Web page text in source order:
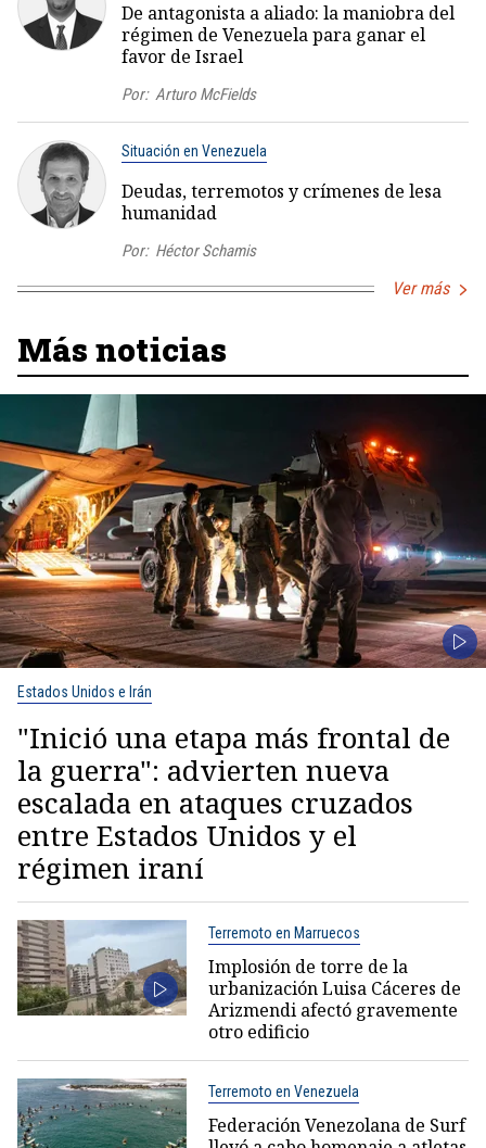
De antagonista a aliado: la maniobra del
régimen de Venezuela para ganar el
favor de Israel
Por: Arturo McFields
Situación en Venezuela
Deudas, terremotos y crímenes de lesa
humanidad
Por: Héctor Schamis
Ver más
Más noticias
Estados Unidos e Irán
"Inició una etapa más frontal de
la guerra": advierten nueva
escalada en ataques cruzados
entre Estados Unidos y el
régimen iraní
Terremoto en Marruecos
Implosión de torre de la
urbanización Luisa Cáceres de
Arizmendi afectó gravemente
otro edificio
Terremoto en Venezuela
Federación Venezolana de Surf